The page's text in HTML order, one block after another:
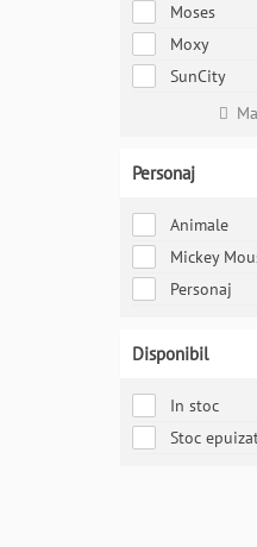
Moses
Moxy
SunCity
Personaj
Animale
Mickey
Personaj
Disponibil
In stoc
Stoc